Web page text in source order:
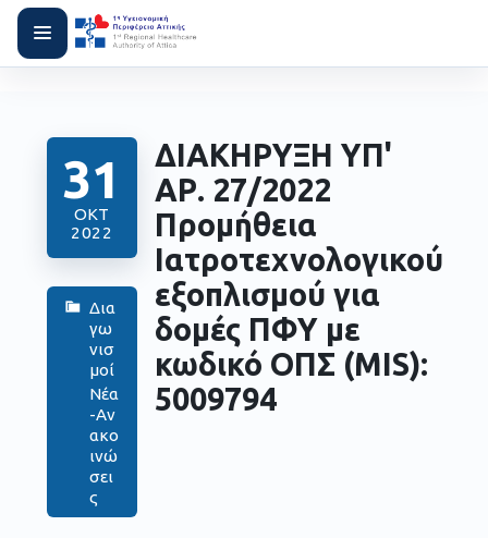
31
ΟΚΤ
2022
Δια
γω
νισ
μοί
Νέα
-Αν
ακο
ινώ
σει
ς
ΔΙΑΚΗΡΥΞΗ ΥΠ'
ΑΡ. 27/2022
Προμήθεια
Ιατροτεχνολογικού
εξοπλισμού για
δομές ΠΦΥ με
κωδικό ΟΠΣ (MIS):
5009794